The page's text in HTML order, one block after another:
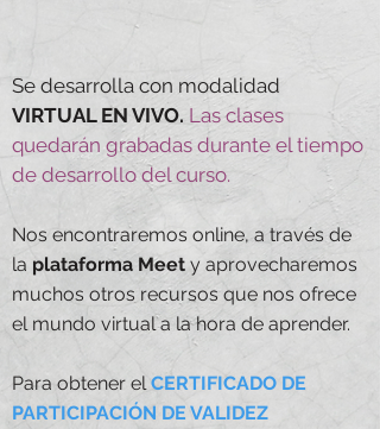
Se desarrolla con modalidad
VIRTUAL EN VIVO. Las clases
quedará n grabadas durante el tiempo
de desarrollo del curso.
Nos encontraremos online, a través de
la plataforma Meet y aprovecharemos
muchos otros recursos que nos ofrece
el mundo virtual a la hora de aprender.
Para obtener elCERTIFICADO DE
PARTICIPACIÓN DE VALIDEZ